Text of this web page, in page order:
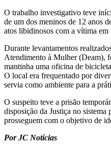
O trabalho investigativo teve
de um dos meninos de 12 anos
atos libidinosos com a vítima
Durante levantamentos
Atendimento à Mulher (Deam),
mantinha uma oficina de
O local era frequentado por
servia como ambiente para a
O suspeito teve a prisão
disposição da Justiça no
prosseguem com o objetivo de
Por JC Notícias